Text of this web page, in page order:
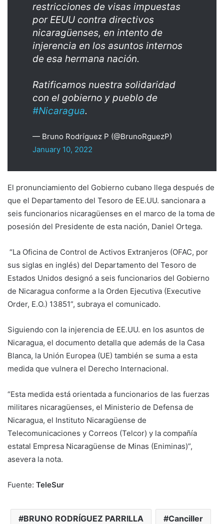
restricciones de visas impuestas
por EEUU contra directivos
nicaragüenses, en intento de
injerencia en los asuntos internos
de esa hermana nación.
Ratificamos nuestra solidaridad
con el gobierno y pueblo de
#Nicaragua.
— Bruno Rodríguez P (@BrunoRguezP)
January 10, 2022
El pronunciamiento del Gobierno cubano llega después de
que el Departamento del Tesoro de EE.UU. sancionara a
seis funcionarios nicaragüenses en el marco de la toma de
posesión del Presidente de esta nación, Daniel Ortega.
“La Oficina de Control de Activos Extranjeros (OFAC, por
sus siglas en inglés) del Departamento del Tesoro de
Estados Unidos designó a seis funcionarios del Gobierno
de Nicaragua conforme a la Orden Ejecutiva (Executive
Order, E.O.) 13851”, subraya el comunicado.
Siguiendo con la injerencia de EE.UU. en los asuntos de
Nicaragua, el documento detalla que además de la Casa
Blanca, la Unión Europea (UE) también se suma a esta
medida que vulnera el Derecho Internacional.
“Esta medida está orientada a funcionarios de las fuerzas
militares nicaragüenses, el Ministerio de Defensa de
Nicaragua, el Instituto Nicaragüense de
Telecomunicaciones y Correos (Telcor) y la compañía
estatal Empresa Nicaragüense de Minas (Eniminas)”,
asevera la nota.
Fuente: TeleSur
BRUNO RODRÍGUEZ PARRILLA Canciller